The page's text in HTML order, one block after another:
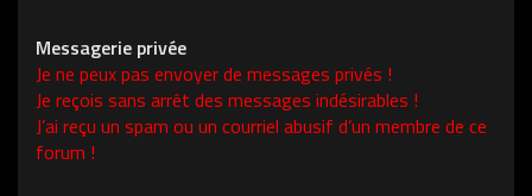
Messagerie privée
Je ne peux pas envoyer de messages privés !
Je reçois sans arrêt des messages indésirables !
J’ai reçu un spam ou un courriel abusif d’un membre de ce
forum !